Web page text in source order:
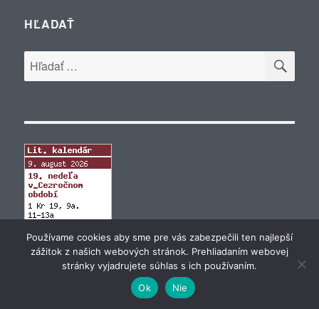
HĽADAŤ
Hľadať:
Používame cookies aby sme pre vás zabezpečili ten najlepší
zážitok z našich webových stránok. Prehliadaním webovej
stránky vyjadrujete súhlas s ich používaním.
Ok
Nie